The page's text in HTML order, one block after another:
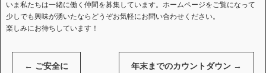
いま私たちは一緒に働く仲間を募集しています。ホームページをご覧になって
少しでも興味が湧いたならどうぞお気軽にお問い合わせください。
楽しみにお待ちしています！
← ご安全に 年末までのカウントダウン →